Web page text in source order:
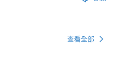
查看全部